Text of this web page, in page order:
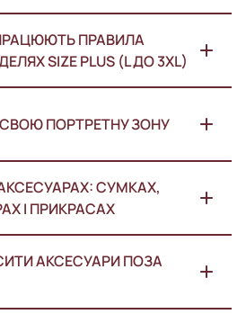
ПРАВИЛА
SIZE PLUS (L ДО 3XL)
ПОРТРЕТНУ ЗОНУ
СУМКАХ,
І ПРИКРАСАХ
АКСЕСУАРИ ПОЗА